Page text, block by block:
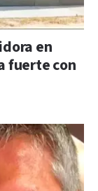
en
fuerte con